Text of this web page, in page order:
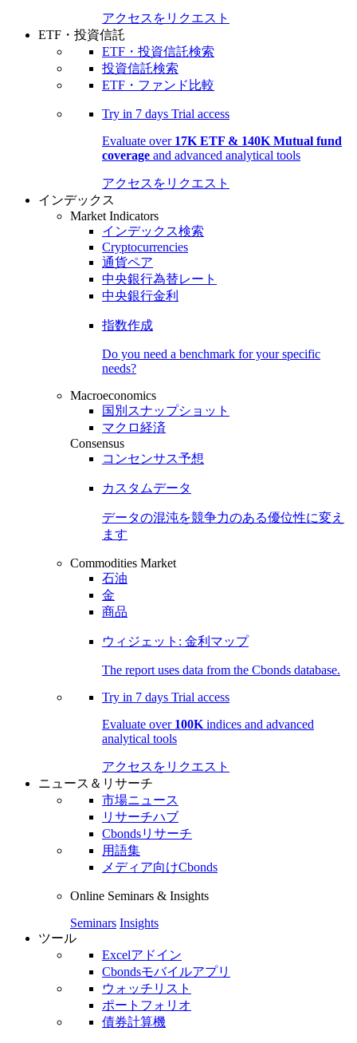
アクセスをリクエスト
ETF・投資信託
ETF・投資信託検索
投資信託検索
ETF・ファンド比較
Try in 7 days Trial access
Evaluate over 17K ETF & 140K Mutual fund
coverage and advanced analytical tools
アクセスをリクエスト
インデックス
Market Indicators
インデックス検索
Cryptocurrencies
通貨ペア
中央銀行為替レート
中央銀行金利
指数作成
Do you need a benchmark for your specific
needs?
Macroeconomics
国別スナップショット
マクロ経済
Consensus
コンセンサス予想
カスタムデータ
データの混沌を競争力のある優位性に変え
ます
Commodities Market
石油
金
商品
ウィジェット: 金利マップ
The report uses data from the Cbonds database.
Try in 7 days Trial access
Evaluate over 100K indices and advanced
analytical tools
アクセスをリクエスト
ニュース＆リサーチ
市場ニュース
リサーチハブ
Cbondsリサーチ
用語集
メディア向けCbonds
Online Seminars & Insights
Seminars Insights
ツール
Excelアドイン
Cbondsモバイルアプリ
ウォッチリスト
ポートフォリオ
債券計算機